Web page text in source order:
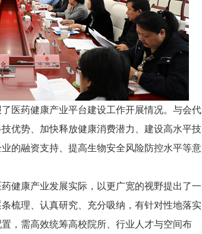
药健康产业平台建设工作开展情况。与会代
优势、加快释放健康消费潜力、建设高水平技
的融资支持、提高生物安全风险防控水平等意
康产业发展实际，以更广宽的视野提出了一
梳理、认真研究、充分吸纳，有针对性地落实
，需高效统筹高校院所、行业人才与空间布